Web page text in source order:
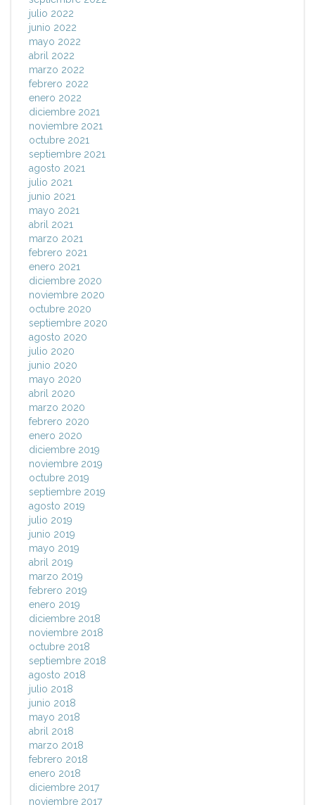
julio 2022
junio 2022
mayo 2022
abril 2022
marzo 2022
febrero 2022
enero 2022
diciembre 2021
noviembre 2021
octubre 2021
septiembre 2021
agosto 2021
julio 2021
junio 2021
mayo 2021
abril 2021
marzo 2021
febrero 2021
enero 2021
diciembre 2020
noviembre 2020
octubre 2020
septiembre 2020
agosto 2020
julio 2020
junio 2020
mayo 2020
abril 2020
marzo 2020
febrero 2020
enero 2020
diciembre 2019
noviembre 2019
octubre 2019
septiembre 2019
agosto 2019
julio 2019
junio 2019
mayo 2019
abril 2019
marzo 2019
febrero 2019
enero 2019
diciembre 2018
noviembre 2018
octubre 2018
septiembre 2018
agosto 2018
julio 2018
junio 2018
mayo 2018
abril 2018
marzo 2018
febrero 2018
enero 2018
diciembre 2017
noviembre 2017